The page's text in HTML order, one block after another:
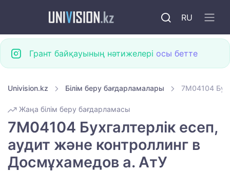
RU
Грант байқауының нәтижелері осы бетте
Univision.kz Білім беру бағдарламалары 7M04104
Жаңа білім беру бағдарламасы
7M04104 Бухгалтерлік есеп,
аудит және контроллинг в
Досмұхамедов а. АтУ